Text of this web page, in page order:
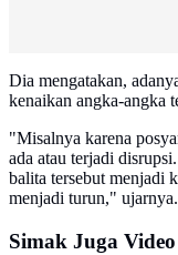
Dia mengatakan,
kenaikan angka-angka
"Misalnya karena
ada atau terjadi
balita tersebut menjadi
menjadi turun," ujarnya.
Simak Juga